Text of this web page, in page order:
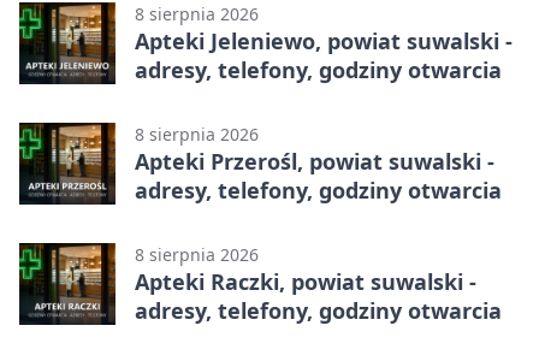
8 sierpnia 2026
Apteki Jeleniewo, powiat suwalski -
adresy, telefony, godziny otwarcia
8 sierpnia 2026
Apteki Przerośl, powiat suwalski -
adresy, telefony, godziny otwarcia
8 sierpnia 2026
Apteki Raczki, powiat suwalski -
adresy, telefony, godziny otwarcia